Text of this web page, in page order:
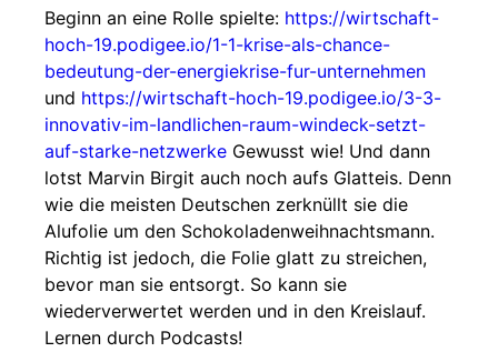
Beginn an eine Rolle spielte: https://wirtschaft-
hoch-19.podigee.io/1-1-krise-als-chance-
bedeutung-der-energiekrise-fur-unternehmen
und https://wirtschaft-hoch-19.podigee.io/3-3-
innovativ-im-landlichen-raum-windeck-setzt-
auf-starke-netzwerke Gewusst wie! Und dann
lotst Marvin Birgit auch noch aufs Glatteis. Denn
wie die meisten Deutschen zerknüllt sie die
Alufolie um den Schokoladenweihnachtsmann.
Richtig ist jedoch, die Folie glatt zu streichen,
bevor man sie entsorgt. So kann sie
wiederverwertet werden und in den Kreislauf.
Lernen durch Podcasts!